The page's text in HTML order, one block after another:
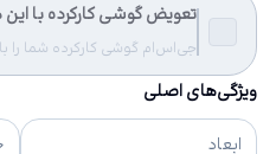
تعویض گوشی کارکرده با
جی‌اس‌ام گوشی کارکرده شما را
ویژگی‌های اصلی
ابعاد